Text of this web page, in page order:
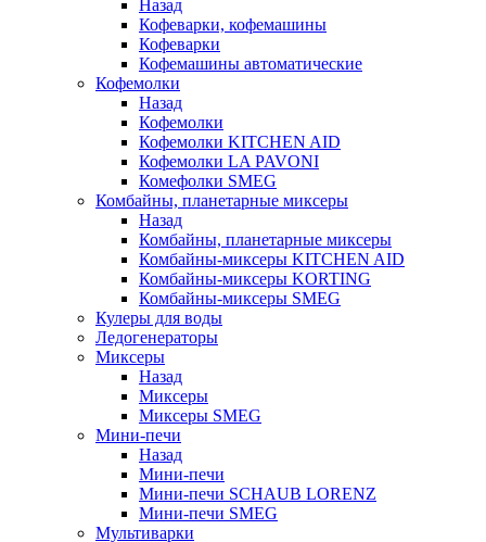
Назад
Кофеварки, кофемашины
Кофеварки
Кофемашины автоматические
Кофемолки
Назад
Кофемолки
Кофемолки KITCHEN AID
Кофемолки LA PAVONI
Комефолки SMEG
Комбайны, планетарные миксеры
Назад
Комбайны, планетарные миксеры
Комбайны-миксеры KITCHEN AID
Комбайны-миксеры KORTING
Комбайны-миксеры SMEG
Кулеры для воды
Ледогенераторы
Миксеры
Назад
Миксеры
Миксеры SMEG
Мини-печи
Назад
Мини-печи
Мини-печи SCHAUB LORENZ
Мини-печи SMEG
Мультиварки